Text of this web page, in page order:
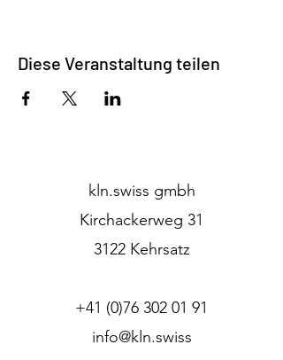
Diese Veranstaltung teilen
kln.swiss gmbh
Kirchackerweg 31
3122 Kehrsatz
+41 (0)76 302 01 91
info@kln.swiss